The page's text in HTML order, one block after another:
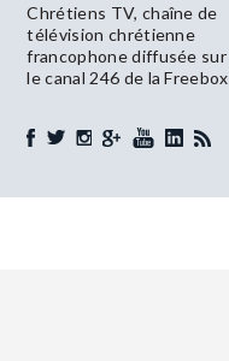
Chrétiens TV, chaîne de
télévision chrétienne
francophone diffusée sur
le canal 246 de la Freebox